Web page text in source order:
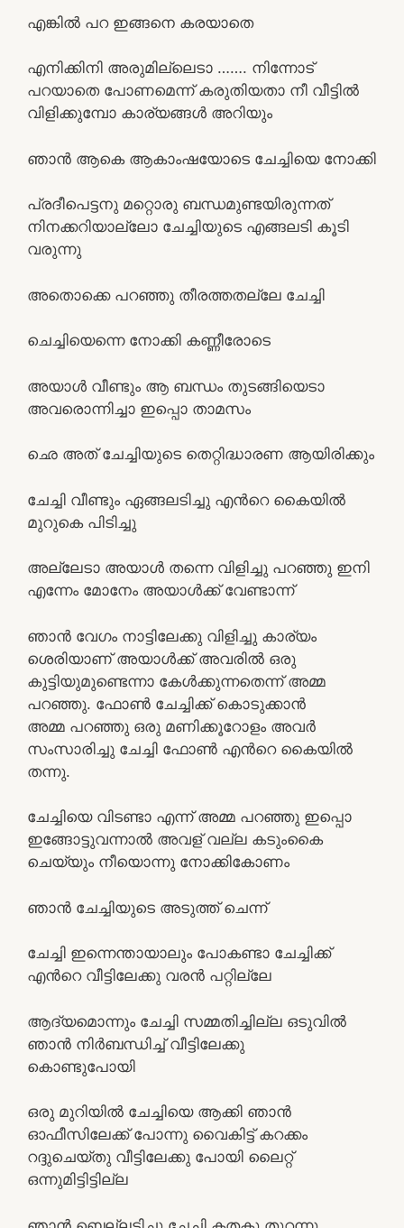
എങ്കില്‍ പറ ഇങ്ങനെ കരയാതെ
എനിക്കിനി അരുമില്ലെടാ ……. നിന്നോട്
പറയാതെ പോണമെന്ന് കരുതിയതാ നീ വീട്ടില്‍
വിളിക്കുമ്പോ കാര്യങ്ങള്‍ അറിയും
ഞാന്‍ ആകെ ആകാംഷയോടെ ചേച്ചിയെ നോക്കി
പ്രദീപെട്ടനു മറ്റൊരു ബന്ധമുണ്ടയിരുന്നത്
നിനക്കറിയാല്ലോ ചേച്ചിയുടെ എങ്ങലടി കൂടി
വരുന്നു
അതൊക്കെ പറഞ്ഞു തീരത്തതല്ലേ ചേച്ചി
ചെച്ചിയെന്നെ നോക്കി കണ്ണീരോടെ
അയാള്‍ വീണ്ടും ആ ബന്ധം തുടങ്ങിയെടാ
അവരൊന്നിച്ചാ ഇപ്പൊ താമസം
ഛെ അത് ചേച്ചിയുടെ തെറ്റിദ്ധാരണ ആയിരിക്കും
ചേച്ചി വീണ്ടും ഏങ്ങലടിച്ചു എന്‍റെ കൈയില്‍
മുറുകെ പിടിച്ചു
അല്ലേടാ അയാള്‍ തന്നെ വിളിച്ചു പറഞ്ഞു ഇനി
എന്നേം മോനേം അയാള്‍ക്ക് വേണ്ടാന്ന്
ഞാന്‍ വേഗം നാട്ടിലേക്കു വിളിച്ചു കാര്യം
ശെരിയാണ് അയാള്‍ക്ക് അവരില്‍ ഒരു
കുട്ടിയുമുണ്ടെന്നാ കേള്‍ക്കുന്നതെന്ന് അമ്മ
പറഞ്ഞു. ഫോണ്‍ ചേച്ചിക്ക് കൊടുക്കാന്‍
അമ്മ പറഞ്ഞു ഒരു മണിക്കൂറോളം അവര്‍
സംസാരിച്ചു ചേച്ചി ഫോണ്‍ എന്‍റെ കൈയില്‍
തന്നു.
ചേച്ചിയെ വിടണ്ടാ എന്ന് അമ്മ പറഞ്ഞു ഇപ്പൊ
ഇങ്ങോട്ടുവന്നാല്‍ അവള് വല്ല കടുംകൈ
ചെയ്യും നീയൊന്നു നോക്കികോണം
ഞാന്‍ ചേച്ചിയുടെ അടുത്ത് ചെന്ന്
ചേച്ചി ഇന്നെന്തായാലും പോകണ്ടാ ചേച്ചിക്ക്
എന്‍റെ വീട്ടിലേക്കു വരന്‍ പറ്റില്ലേ
ആദ്യമൊന്നും ചേച്ചി സമ്മതിച്ചില്ല ഒടുവില്‍
ഞാന്‍ നിര്‍ബന്ധിച്ച് വീട്ടിലേക്കു
കൊണ്ടുപോയി
ഒരു മുറിയില്‍ ചേച്ചിയെ ആക്കി ഞാന്‍
ഓഫീസിലേക്ക് പോന്നു വൈകിട്ട് കറക്കം
റദ്ദുചെയ്തു വീട്ടിലേക്കു പോയി ലൈറ്റ്
ഒന്നുമിട്ടിട്ടില്ല